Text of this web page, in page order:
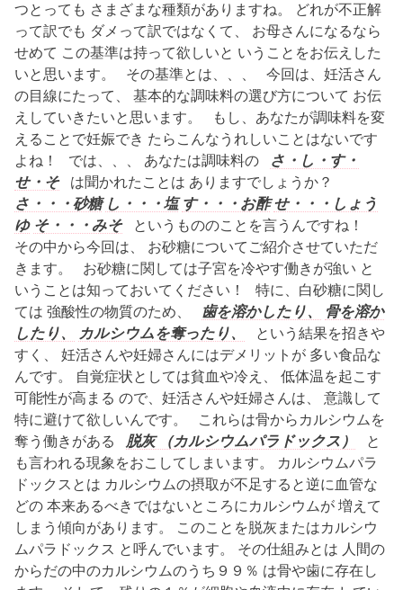
つとっても さまざまな種類がありますね。 どれが不正解
って訳でも ダメって訳ではなくて、 お母さんになるなら
せめて この基準は持って欲しいと いうことをお伝えした
いと思います。 その基準とは、、、 今回は、妊活さん
の目線にたって、 基本的な調味料の選び方について お伝
えしていきたいと思います。 もし、あなたが調味料を変
えることで妊娠でき たらこんなうれしいことはないです
よね！ では、、、 あなたは調味料の さ・し・す・
せ・そは聞かれたことは ありますでしょうか？
さ・・・砂糖 し・・・塩 す・・・お酢 せ・・・しょう
ゆ そ・・・みそというもののことを言うんですね！
その中から今回は、 お砂糖についてご紹介させていただ
きます。 お砂糖に関しては子宮を冷やす働きが強い と
いうことは知っておいてください！ 特に、白砂糖に関し
ては 強酸性の物質のため、 歯を溶かしたり、
骨を溶か
したり、
カルシウムを奪ったり、
という結果を招きや
すく、 妊活さんや妊婦さんにはデメリットが 多い食品な
んです。 自覚症状としては貧血や冷え、 低体温を起こす
可能性が高まる ので、妊活さんや妊婦さんは、 意識して
特に避けて欲しいんです。 これらは骨からカルシウムを
奪う働きがある 脱灰 （カルシウムパラドックス）
と
も言われる現象をおこしてしまいます。 カルシウムパラ
ドックスとは カルシウムの摂取が不足すると逆に血管な
どの 本来あるべきではないところにカルシウムが 増えて
しまう傾向があります。 このことを脱灰またはカルシウ
ムパラドックス と呼んでいます。 その仕組みとは 人間の
からだの中のカルシウムのうち９９％ は骨や歯に存在し